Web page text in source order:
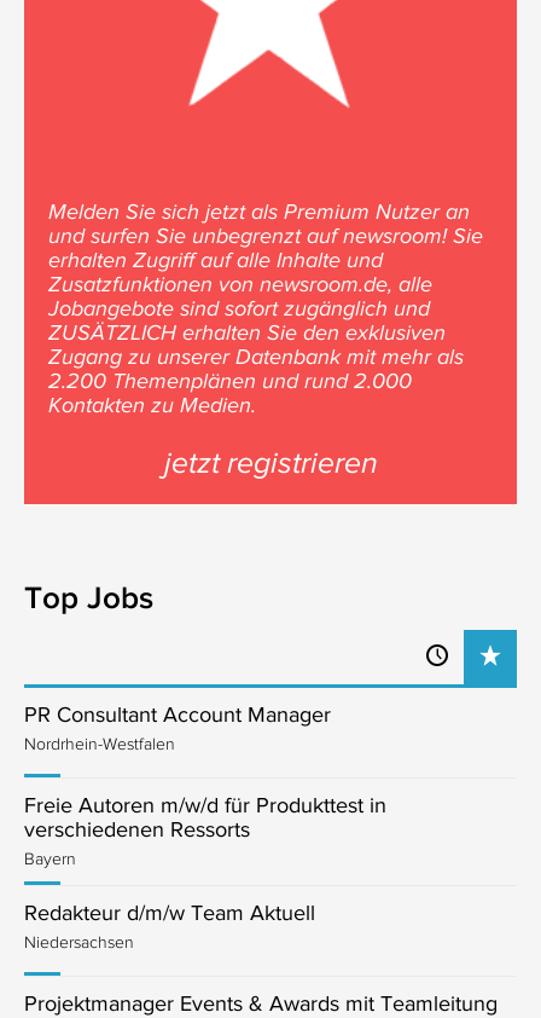
Melden Sie sich jetzt als Premium Nutzer an
und surfen Sie unbegrenzt auf newsroom! Sie
erhalten Zugriff auf alle Inhalte und
Zusatzfunktionen von newsroom.de, alle
Jobangebote sind sofort zugänglich und
ZUSÄTZLICH erhalten Sie den exklusiven
Zugang zu unserer Datenbank mit mehr als
2.200 Themenplänen und rund 2.000
Kontakten zu Medien.
jetzt registrieren
Top Jobs
PR Consultant Account Manager
Nordrhein-Westfalen
Freie Autoren m/w/d für Produkttest in
verschiedenen Ressorts
Bayern
Redakteur d/m/w Team Aktuell
Niedersachsen
Projektmanager Events & Awards mit Teamleitung